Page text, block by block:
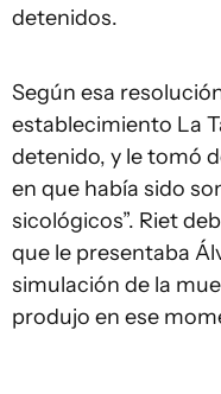
detenidos.
Según esa
establecimiento La
detenido, y le tomó
en que había sido
sicológicos”. Riet
que le presentaba
simulación de la
produjo en ese